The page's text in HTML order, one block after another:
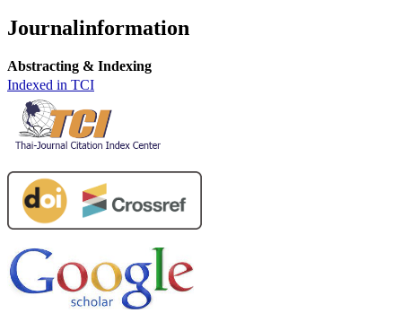
Journalinformation
Abstracting & Indexing
Indexed in TCI